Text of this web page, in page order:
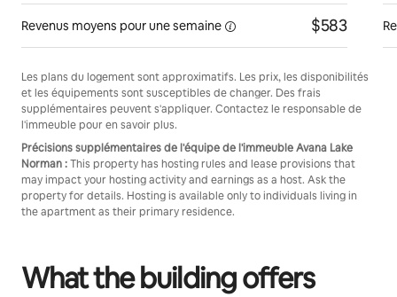
Revenus moyens pour unesemaine $583
Les plans du logement sont approximatifs. Les prix, les disponibilités
et les équipements sont susceptibles de changer. Des frais
supplémentaires peuvent s'appliquer. Contactez le responsable de
l'immeuble pour en savoir plus.
Précisions supplémentaires de l'équipe de l'immeuble Avana Lake
Norman :This property has hosting rules and lease provisions that
may impact your hosting activity and earnings as a host. Ask the
property for details. Hosting is available only to individuals living in
the apartment as their primary residence.
What the building offers